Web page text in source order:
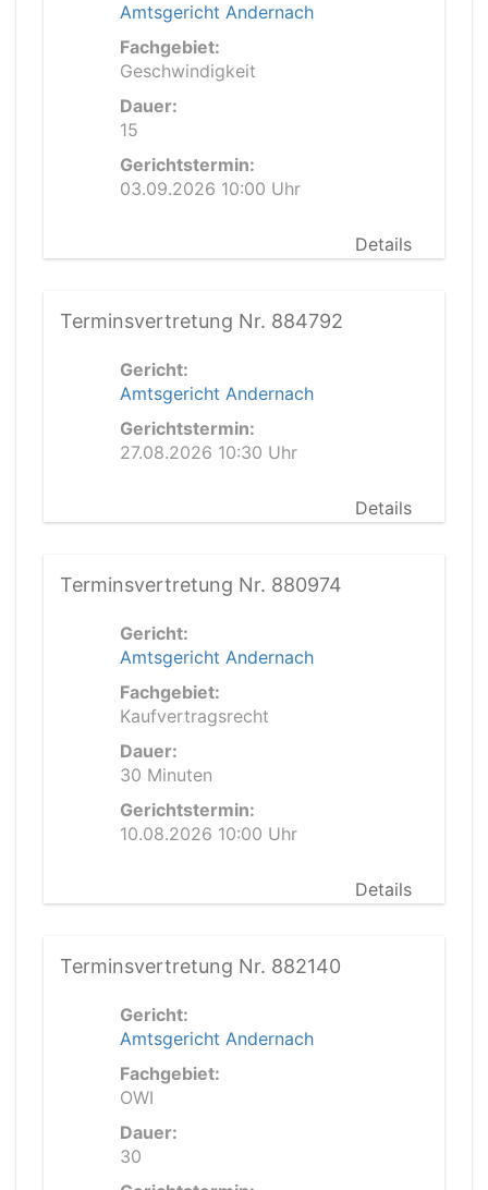
Amtsgericht Andernach
Fachgebiet:
Geschwindigkeit
Dauer:
15
Gerichtstermin:
03.09.2026 10:00 Uhr
Details
Terminsvertretung Nr. 884792
Gericht:
Amtsgericht Andernach
Gerichtstermin:
27.08.2026 10:30 Uhr
Details
Terminsvertretung Nr. 880974
Gericht:
Amtsgericht Andernach
Fachgebiet:
Kaufvertragsrecht
Dauer:
30 Minuten
Gerichtstermin:
10.08.2026 10:00 Uhr
Details
Terminsvertretung Nr. 882140
Gericht:
Amtsgericht Andernach
Fachgebiet:
OWI
Dauer:
30